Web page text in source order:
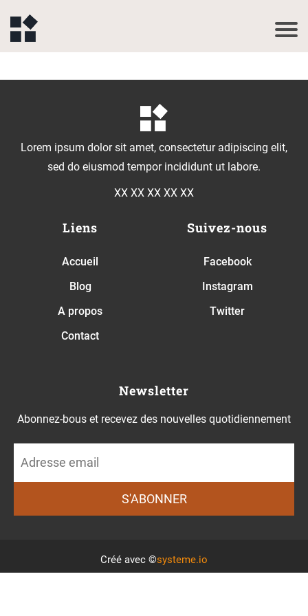
Lorem ipsum dolor sit amet, consectetur adipiscing elit,
sed do eiusmod tempor incididunt ut labore.
XX XX XX XX XX
Liens
Accueil
Blog
A propos
Contact
Suivez-nous
Facebook
Instagram
Twitter
Newsletter
Abonnez-bous et recevez des nouvelles quotidiennement
S'ABONNER
Créé avec ©systeme.io